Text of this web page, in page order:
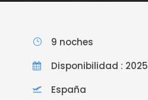
9 noches
Disponibilidad : 2025
España